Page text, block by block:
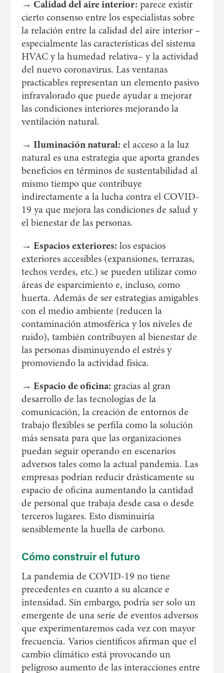
→ Calidad del aire interior: parece existir
cierto consenso entre los especialistas sobre
la relación entre la calidad del aire interior –
especialmente las características del sistema
HVAC y la humedad relativa– y la actividad
del nuevo coronavirus. Las ventanas
practicables representan un elemento pasivo
infravalorado que puede ayudar a mejorar
las condiciones interiores mejorando la
ventilación natural.
→ Iluminación natural: el acceso a la luz
natural es una estrategia que aporta grandes
beneficios en términos de sustentabilidad al
mismo tiempo que contribuye
indirectamente a la lucha contra el COVID-
19 ya que mejora las condiciones de salud y
el bienestar de las personas.
→ Espacios exteriores: los espacios
exteriores accesibles (expansiones, terrazas,
techos verdes, etc.) se pueden utilizar como
áreas de esparcimiento e, incluso, como
huerta. Además de ser estrategias amigables
con el medio ambiente (reducen la
contaminación atmosférica y los niveles de
ruido), también contribuyen al bienestar de
las personas disminuyendo el estrés y
promoviendo la actividad física.
→ Espacio de oficina: gracias al gran
desarrollo de las tecnologías de la
comunicación, la creación de entornos de
trabajo flexibles se perfila como la solución
más sensata para que las organizaciones
puedan seguir operando en escenarios
adversos tales como la actual pandemia. Las
empresas podrían reducir drásticamente su
espacio de oficina aumentando la cantidad
de personal que trabaja desde casa o desde
terceros lugares. Esto disminuiría
sensiblemente la huella de carbono.
Cómo construir el futuro
La pandemia de COVID-19 no tiene
precedentes en cuanto a su alcance e
intensidad. Sin embargo, podría ser solo un
emergente de una serie de eventos adversos
que experimentaremos cada vez con mayor
frecuencia. Varios científicos afirman que el
cambio climático está provocando un
peligroso aumento de las interacciones entre